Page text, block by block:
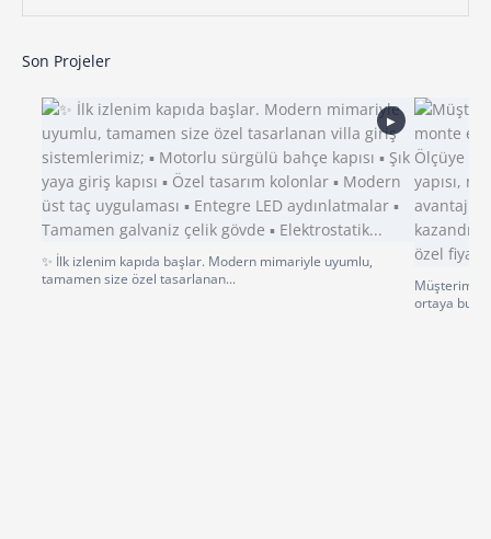
Son Projeler
▶
✨ İlk izlenim kapıda başlar. Modern mimariyle uyumlu,
tamamen size özel tasarlanan...
Müşterimiz
ortaya bu